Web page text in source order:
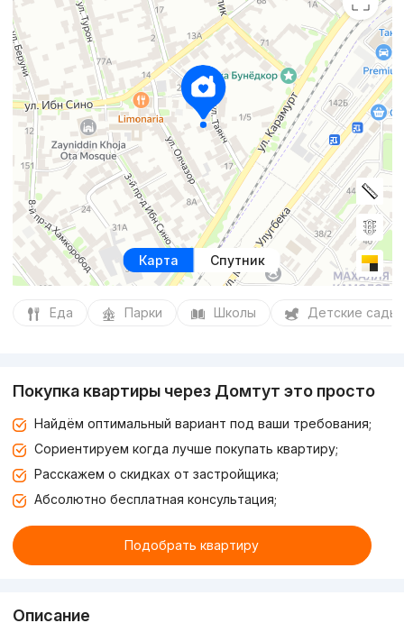
Карта Спутник
Еда Парки Школы Детские сады
Покупка квартиры через Домтут это просто
Найдём оптимальный вариант под ваши требования;
Сориентируем когда лучше покупать квартиру;
Расскажем о скидках от застройщика;
Абсолютно бесплатная консультация;
Подобрать квартиру
Описание